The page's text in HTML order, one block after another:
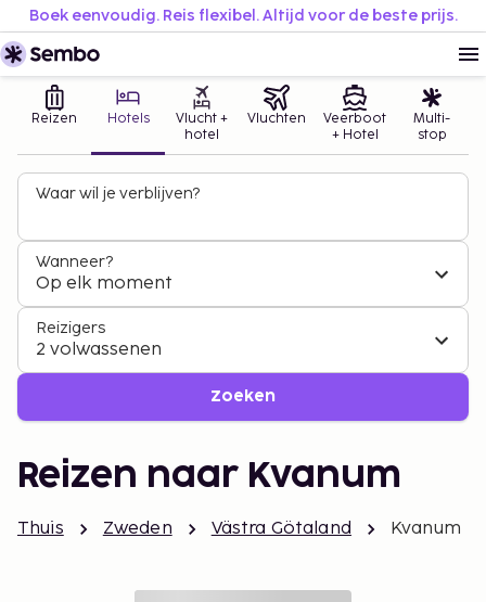
Boek eenvoudig. Reis flexibel. Altijd voor de beste prijs.
Reizen Hotels
Vlucht +
hotel
Vluchten
Veerboot
+ Hotel
Multi-
stop
Waar wil je verblijven?
Wanneer?
Op elk moment
Reizigers
2 volwassenen
Zoeken
Reizen naar Kvanum
Thuis Zweden Västra Götaland Kvanum